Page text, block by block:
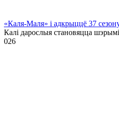
«Каля-Маля» і адкрыццё 37
Калі дарослыя становяцца
026